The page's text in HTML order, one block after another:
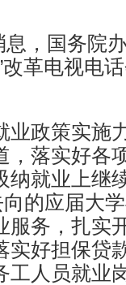
，国务院
革电视电
政策实施
，落实好各
就业上继
的应届大
服务，扎实
实好担保贷
工人员就业